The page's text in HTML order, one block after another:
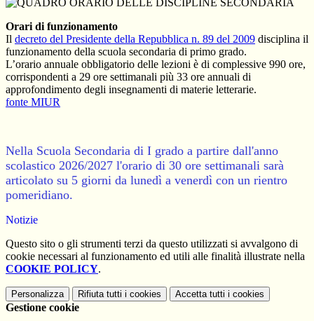
Orari di funzionamento
Il decreto del Presidente della Repubblica n. 89 del 2009 disciplina il
funzionamento della scuola secondaria di primo grado.
L’orario annuale obbligatorio delle lezioni è di complessive 990 ore,
corrispondenti a 29 ore settimanali più 33 ore annuali di
approfondimento degli insegnamenti di materie letterarie.
fonte MIUR
Nella Scuola Secondaria di I grado a partire dall'anno
scolastico 2026/2027 l'orario di 30 ore settimanali sarà
articolato su 5 giorni da lunedì a venerdì con un rientro
pomeridiano.
Notizie
Questo sito o gli strumenti terzi da questo utilizzati si avvalgono di
cookie necessari al funzionamento ed utili alle finalità illustrate nella
COOKIE POLICY.
Personalizza Rifiuta tutti i cookies Accetta tutti i cookies
Gestione cookie